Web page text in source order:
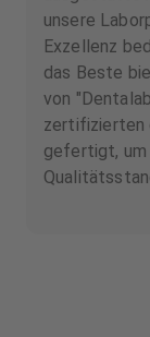
unsere
Exzellenz
das Beste
von
zertifizierten
gefertigt, um